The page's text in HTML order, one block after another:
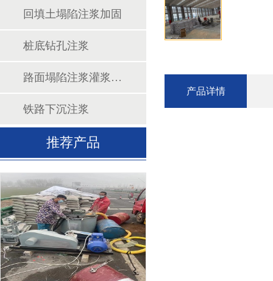
回填土塌陷注浆加固
桩底钻孔注浆
路面塌陷注浆灌浆填充
铁路下沉注浆
推荐产品
产品详情